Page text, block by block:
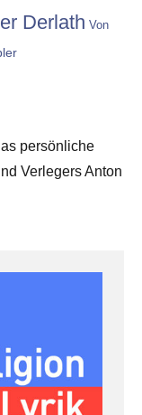
Derlath Von
persönliche
Verlegers Anton